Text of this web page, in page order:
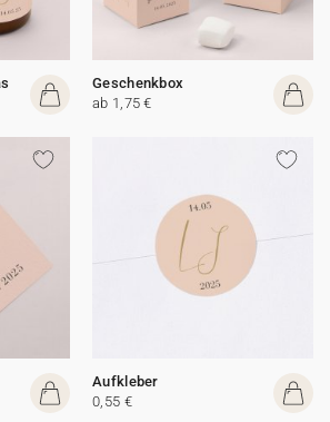
Geschenkbox
ab 1,75 €
Aufkleber
0,55 €